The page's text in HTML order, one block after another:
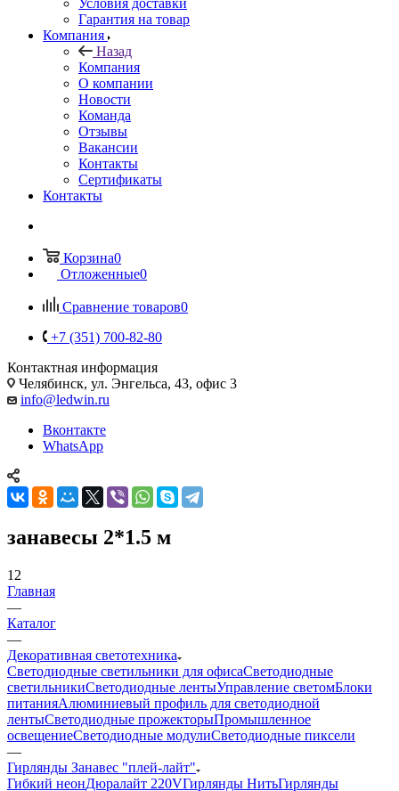
Условия доставки
Гарантия на товар
Компания
Назад
Компания
О компании
Новости
Команда
Отзывы
Вакансии
Контакты
Сертификаты
Контакты
Корзина0
Отложенные0
Сравнение товаров0
+7 (351) 700-82-80
Контактная информация
Челябинск, ул. Энгельса, 43, офис 3
info@ledwin.ru
Вконтакте
WhatsApp
занавесы 2*1.5 м
12
Главная
—
Каталог
—
Декоративная светотехника
Светодиодные светильники для офисаСветодиодные
светильникиСветодиодные лентыУправление светомБлоки
питанияАлюминиевый профиль для светодиодной
лентыСветодиодные прожекторыПромышленное
освещениеСветодиодные модулиСветодиодные пиксели
—
Гирлянды Занавес "плей-лайт"
Гибкий неонДюралайт 220VГирлянды НитьГирлянды